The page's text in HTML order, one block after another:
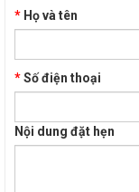
* Họ và tên
*Số điện thoại
Nội dung đặt hẹn